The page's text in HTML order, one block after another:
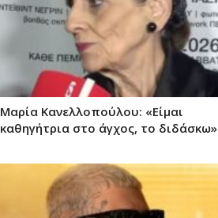
Μαρία Κανελλοπούλου: «Είμαι
καθηγήτρια στο άγχος, το διδάσκω»